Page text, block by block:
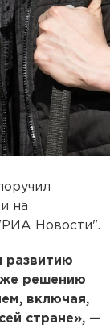
на
Новости".
развитию
решению
включая,
стране», —